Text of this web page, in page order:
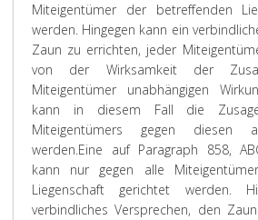
Miteigentümer der betreffenden
werden. Hingegen kann ein
Zaun zu errichten, jeder
von der Wirksamkeit der
Miteigentümer unabhängigen
kann in diesem Fall die
Miteigentümers gegen diesen
werden.Eine auf Paragraph 858,
kann nur gegen alle
Liegenschaft gerichtet werden.
verbindliches Versprechen, den